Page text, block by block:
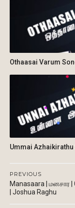
Othaasai Varum
Ummai
PREVIOUS
Manasaara | மனசார |
| Joshua Raghu